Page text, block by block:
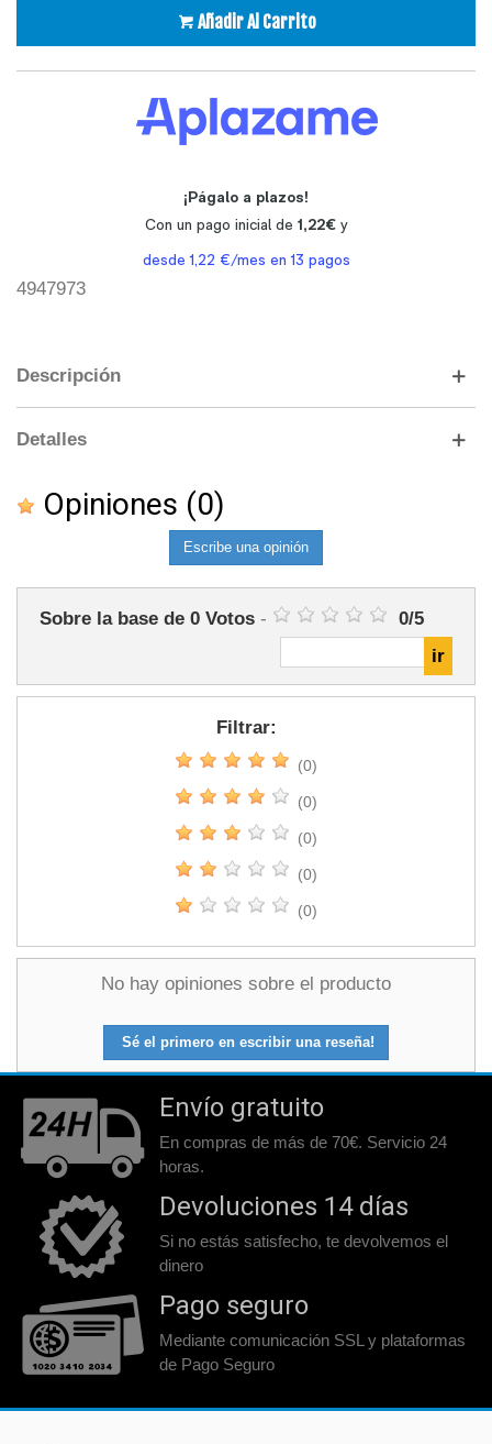
Añadir Al Carrito
4947973
Descripción
Detalles
Opiniones (0)
Escribe una opinión
Sobre la base de 0 Votos - 0/5
Filtrar:
(0)
(0)
(0)
(0)
(0)
No hay opiniones sobre el producto
Sé el primero en escribir una reseña!
Envío gratuito
En compras de más de 70€. Servicio 24
horas.
Devoluciones 14 días
Si no estás satisfecho, te devolvemos el
dinero
Pago seguro
Mediante comunicación SSL y plataformas
de Pago Seguro